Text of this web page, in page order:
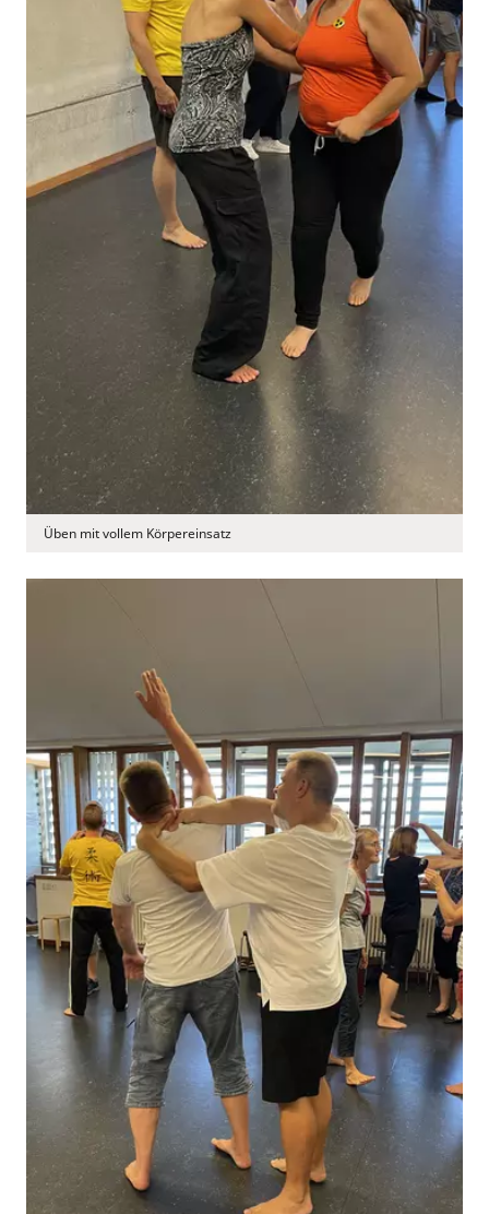
Üben mit vollem Körpereinsatz